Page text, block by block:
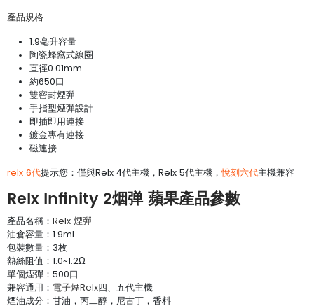
產品規格
1.9毫升容量
陶瓷蜂窩式線圈
直徑0.01mm
約650口
雙密封煙彈
手指型煙彈設計
即插即用連接
鍍金專有連接
磁連接
relx 6代提示您：僅與Relx 4代主機，Relx 5代主機，悅刻六代主機兼容
Relx Infinity 2烟弹 蘋果產品參數
產品名稱： Relx 煙彈
油倉容量：1.9ml
包裝數量：3枚
熱絲阻值：1.0~1.2Ω
單個煙彈：500口
兼容通用： 電子煙Relx四、五代主機
煙油成分：甘油，丙二醇，尼古丁，香料